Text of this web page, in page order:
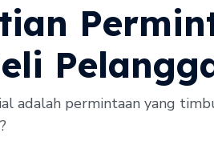
adalah permintaan yang